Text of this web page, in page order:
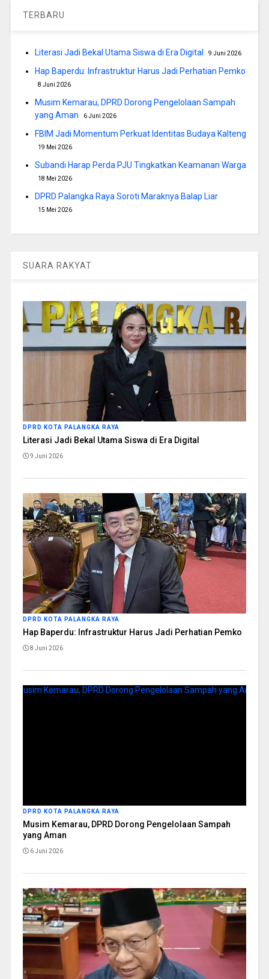
TERBARU
Literasi Jadi Bekal Utama Siswa di Era Digital 9 Juni 2026
Hap Baperdu: Infrastruktur Harus Jadi Perhatian Pemko
8 Juni 2026
Musim Kemarau, DPRD Dorong Pengelolaan Sampah
yang Aman
6 Juni 2026
FBIM Jadi Momentum Perkuat Identitas Budaya Kalteng
19 Mei 2026
Subandi Harap Perda PJU Tingkatkan Keamanan Warga
18 Mei 2026
DPRD Palangka Raya Soroti Maraknya Balap Liar
15 Mei 2026
SUARA RAKYAT
DPRD KOTA PALANGKA RAYA
Literasi Jadi Bekal Utama Siswa di Era Digital
9 Juni 2026
DPRD KOTA PALANGKA RAYA
Hap Baperdu: Infrastruktur Harus Jadi Perhatian Pemko
8 Juni 2026
DPRD KOTA PALANGKA RAYA
Musim Kemarau, DPRD Dorong Pengelolaan Sampah
yang Aman
6 Juni 2026